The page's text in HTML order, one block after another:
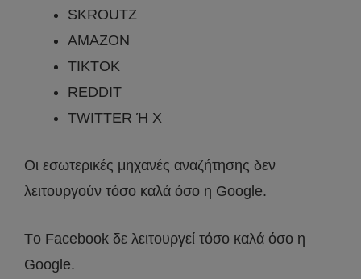
SKROUTZ
AMAZON
TIKTOK
REDDIT
TWITTER Ή Χ
Οι εσωτερικές μηχανές αναζήτησης δεν
λειτουργούν τόσο καλά όσο η Google.
Τo Facebook δε λειτουργεί τόσο καλά όσο η
Google.